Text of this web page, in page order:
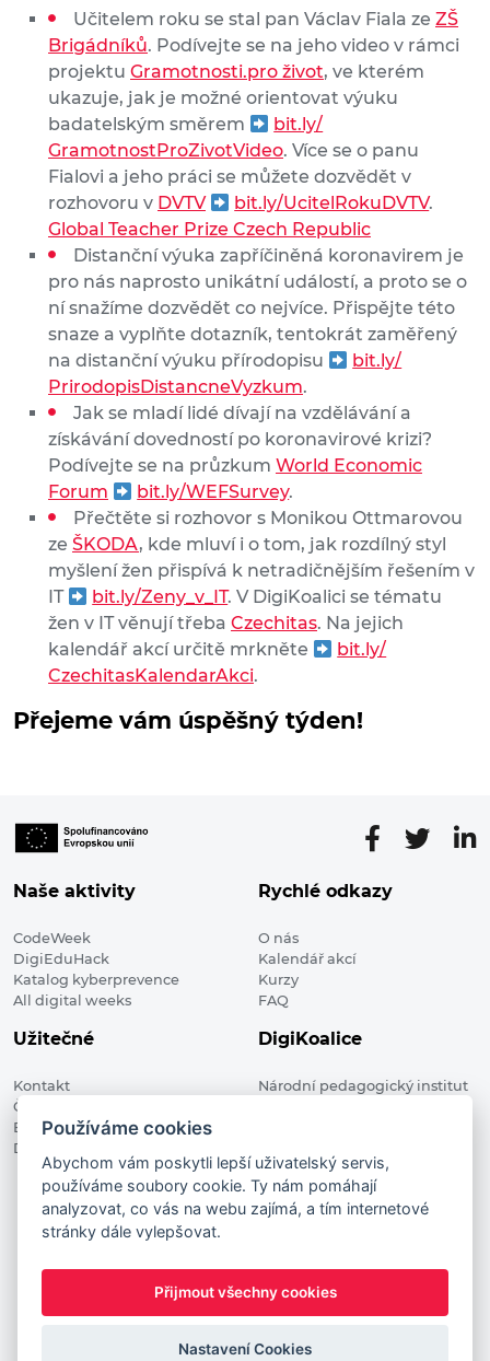
Učitelem roku se stal pan Václav Fiala ze ZŠ
Brigádníků. Podívejte se na jeho video v rámci
projektu Gramotnosti.pro život, ve kterém
ukazuje, jak je možné orientovat výuku
badatelským směrem
bit.ly/
GramotnostProZivotVideo. Více se o panu
Fialovi a jeho práci se můžete dozvědět v
rozhovoru v DVTV bit.ly/UcitelRokuDVTV.
Global Teacher Prize Czech Republic
Distanční výuka zapříčiněná koronavirem je
pro nás naprosto unikátní událostí, a proto se o
ní snažíme dozvědět co nejvíce. Přispějte této
snaze a vyplňte dotazník, tentokrát zaměřený
na distanční výuku přírodopisu
bit.ly/
PrirodopisDistancneVyzkum.
Jak se mladí lidé dívají na vzdělávání a
získávání dovedností po koronavirové krizi?
Podívejte se na průzkum World Economic
Forum
bit.ly/WEFSurvey.
Přečtěte si rozhovor s Monikou Ottmarovou
ze ŠKODA, kde mluví i o tom, jak rozdílný styl
myšlení žen přispívá k netradičnějším řešením v
IT
bit.ly/Zeny_v_IT. V DigiKoalici se tématu
žen v IT věnují třeba Czechitas. Na jejich
kalendář akcí určitě mrkněte
bit.ly/
CzechitasKalendarAkci.
Přejeme vám úspěšný týden!
Naše aktivity
CodeWeek
DigiEduHack
Katalog kyberprevence
All digital weeks
Rychlé odkazy
O nás
Kalendář akcí
Kurzy
FAQ
Užitečné
Kontakt
Členské organizace
Blog
Digitalizace ve vzdělávání
DigiKoalice
Národní pedagogický institut
DigiKoalice 2021. All rights reserved
Vstup do administrace
This project has received funding from the European
Commission Innovation and Networks Executive Agency (now
Commission and the European Commission is not responsible
Používáme cookies
Abychom vám poskytli lepší uživatelský servis,
používáme soubory cookie. Ty nám pomáhají
analyzovat, co vás na webu zajímá, a tím internetové
stránky dále vylepšovat.
Přijmout všechny cookies
Nastavení Cookies